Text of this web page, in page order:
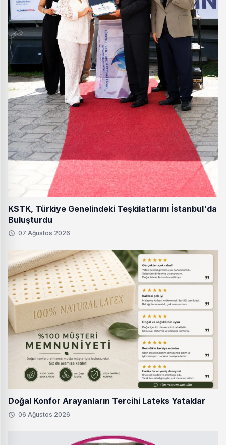
KSTK, Türkiye Genelindeki Teşkilatlarını İstanbul'da
Buluşturdu
07 Ağustos 2026
Doğal Konfor Arayanların Tercihi Lateks Yataklar
06 Ağustos 2026